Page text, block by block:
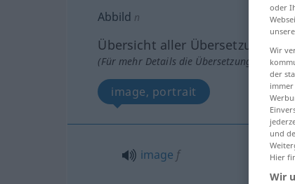
Abbild n
Übersicht aller Übersetzungen
(Für mehr Details die Übersetzung
image, portrait
image f
oder
Wir
der
und
Hier
Wir